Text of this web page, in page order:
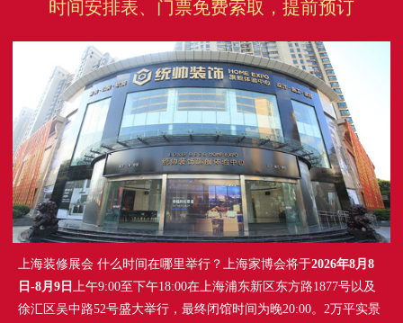
时间安排表、门票免费索取，提前预订
上海装修展会 什么时间在哪里举行？上海家博会将于2026年8月8
日-8月9日
上午9:00至下午18:00在上海浦东新区东方路1877号以及
徐汇区吴中路52号盛大举行，最终闭馆时间为晚20:00。2万平实景